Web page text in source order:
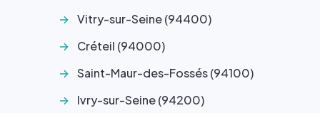
Vitry-sur-Seine (94400)
Créteil (94000)
Saint-Maur-des-Fossés (94100)
Ivry-sur-Seine (94200)